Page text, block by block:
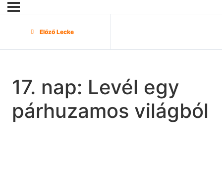
Előző Lecke
17. nap: Levél egy
párhuzamos világból